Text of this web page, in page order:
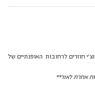
חוזרים לרחובות האופנתיים של